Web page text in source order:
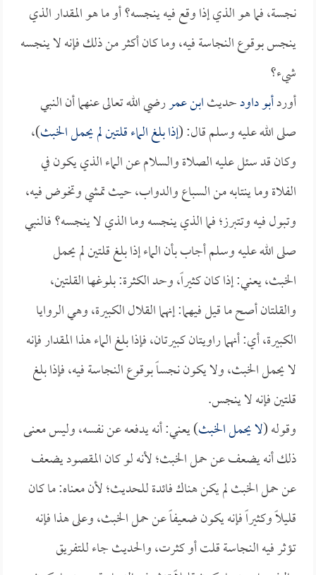
نجسة، فما هو الذي إذا وقع فيه ينجسه؟ أو ما هو المقدار الذي
ينجس بوقوع النجاسة فيه، وما كان أكثر من ذلك فإنه لا ينجسه
شيء؟
أوردأبو داودحديثابن عمررضي الله تعالى عنهما أن النبي
صلى الله عليه وسلم قال: (إذا بلغ الماء قلتين لم يحمل الخبث)،
وكان قد سئل عليه الصلاة والسلام عن الماء الذي يكون في
الفلاة وما ينتابه من السباع والدواب، حيث تمشي وتخوض فيه،
وتبول فيه وتتبرز؛ فما الذي ينجسه وما الذي لا ينجسه؟ فالنبي
صلى الله عليه وسلم أجاب بأن الماء إذا بلغ قلتين لم يحمل
الخبث، يعني: إذا كان كثيراً، وحد الكثرة: بلوغها القلتين،
والقلتان أصح ما قيل فيهما: إنهما القلال الكبيرة، وهي الروايا
الكبيرة، أي: أنهما راويتان كبيرتان، فإذا بلغ الماء هذا المقدار فإنه
لا يحمل الخبث، ولا يكون نجساً بوقوع النجاسة فيه، فإذا بلغ
قلتين فإنه لا ينجس.
وقوله (لا يحمل الخبث) يعني: أنه يدفعه عن نفسه، وليس معنى
ذلك أنه يضعف عن حمل الخبث؛ لأنه لو كان المقصود يضعف
عن حمل الخبث لم يكن هناك فائدة للحديث؛ لأن معناه: ما كان
قليلاً وكثيراً فإنه يكون ضعيفاً عن حمل الخبث، وعلى هذا فإنه
تؤثر فيه النجاسة قلت أو كثرت، والحديث جاء للتفريق